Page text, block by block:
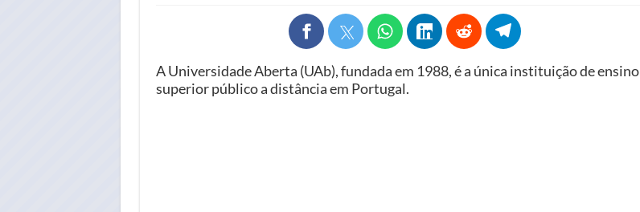
A Universidade Aberta (UAb), fundada em 1988, é a única instituição de ensino
superior público a distância em Portugal.